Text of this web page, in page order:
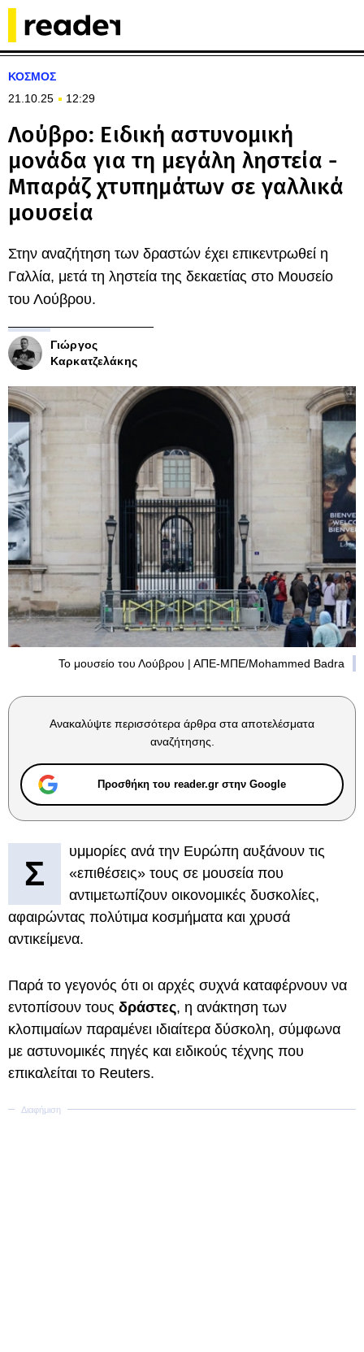
ΚΟΣΜΟΣ
21.10.25
12:29
Λούβρο: Ειδική αστυνομική
μονάδα για τη μεγάλη ληστεία -
Μπαράζ χτυπημάτων σε γαλλικά
μουσεία
Στην αναζήτηση των δραστών έχει επικεντρωθεί η
Γαλλία, μετά τη ληστεία της δεκαετίας στο Μουσείο
του Λούβρου.
Γιώργος
Καρκατζελάκης
Το μουσείο του Λούβρου | ΑΠΕ-ΜΠΕ/Mohammed Badra
Ανακαλύψτε περισσότερα άρθρα στα αποτελέσματα
αναζήτησης.
Προσθήκη του reader.gr στην Google
Σ
υμμορίες ανά την Ευρώπη αυξάνουν τις
«επιθέσεις» τους σε μουσεία που
αντιμετωπίζουν οικονομικές δυσκολίες,
αφαιρώντας πολύτιμα κοσμήματα και χρυσά
αντικείμενα.
Παρά το γεγονός ότι οι αρχές συχνά καταφέρνουν να
εντοπίσουν τους δράστες, η ανάκτηση των
κλοπιμαίων παραμένει ιδιαίτερα δύσκολη, σύμφωνα
με αστυνομικές πηγές και ειδικούς τέχνης που
επικαλείται το Reuters.